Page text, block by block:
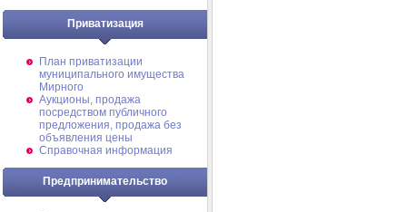
Приватизация
План приватизации
муниципального имущества
Мирного
Аукционы, продажа
посредством публичного
предложения, продажа без
объявления цены
Справочная информация
Предпринимательство